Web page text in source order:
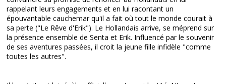
rappelant leurs engagements et en lui racontant un
épouvantable cauchemar qu'il a fait où tout le monde courait à
sa perte ("Le Rêve d'Erik"). Le Hollandais arrive, se méprend sur
la présence ensemble de Senta et Erik. Influencé par le souvenir
de ses aventures passées, il croit la jeune fille infidèle "comme
toutes les autres".